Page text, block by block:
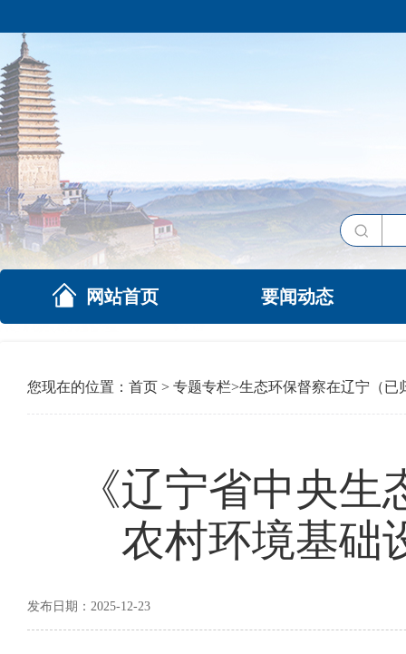
网站首页 要闻动态
您现在的位置： 首页 > 专题专栏>生态环保督察在辽宁（已
《辽宁省中央
农村环境基础
发布日期：2025-12-23